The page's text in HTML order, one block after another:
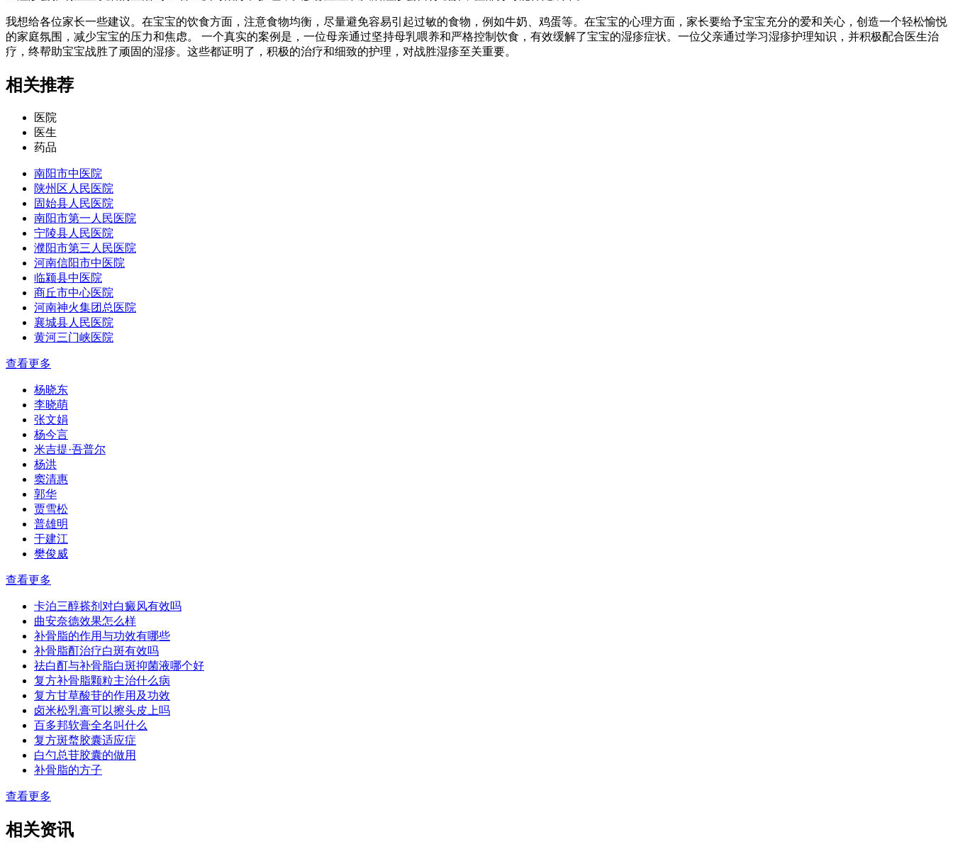
我想给各位家长一些建议。在宝宝的饮食方面，注意食物均衡，尽量避免容易引起过敏的食物，例如牛奶、鸡蛋等。在宝宝的心理方面，家长要给予宝宝充分的爱和关心，创造一个轻松愉悦
的家庭氛围，减少宝宝的压力和焦虑。 一个真实的案例是，一位母亲通过坚持母乳喂养和严格控制饮食，有效缓解了宝宝的湿疹症状。一位父亲通过学习湿疹护理知识，并积极配合医生治
疗，终帮助宝宝战胜了顽固的湿疹。这些都证明了，积极的治疗和细致的护理，对战胜湿疹至关重要。
相关推荐
医院
医生
药品
南阳市中医院
陕州区人民医院
固始县人民医院
南阳市第一人民医院
宁陵县人民医院
濮阳市第三人民医院
河南信阳市中医院
临颍县中医院
商丘市中心医院
河南神火集团总医院
襄城县人民医院
黄河三门峡医院
查看更多
杨晓东
李晓萌
张文娟
杨今言
米吉提·吾普尔
杨洪
窦清惠
郭华
贾雪松
普雄明
于建江
樊俊威
查看更多
卡泊三醇搽剂对白癜风有效吗
曲安奈德效果怎么样
补骨脂的作用与功效有哪些
补骨脂酊治疗白斑有效吗
祛白酊与补骨脂白斑抑菌液哪个好
复方补骨脂颗粒主治什么病
复方甘草酸苷的作用及功效
卤米松乳膏可以擦头皮上吗
百多邦软膏全名叫什么
复方斑蝥胶囊适应症
白勺总苷胶囊的做用
补骨脂的方子
查看更多
相关资讯